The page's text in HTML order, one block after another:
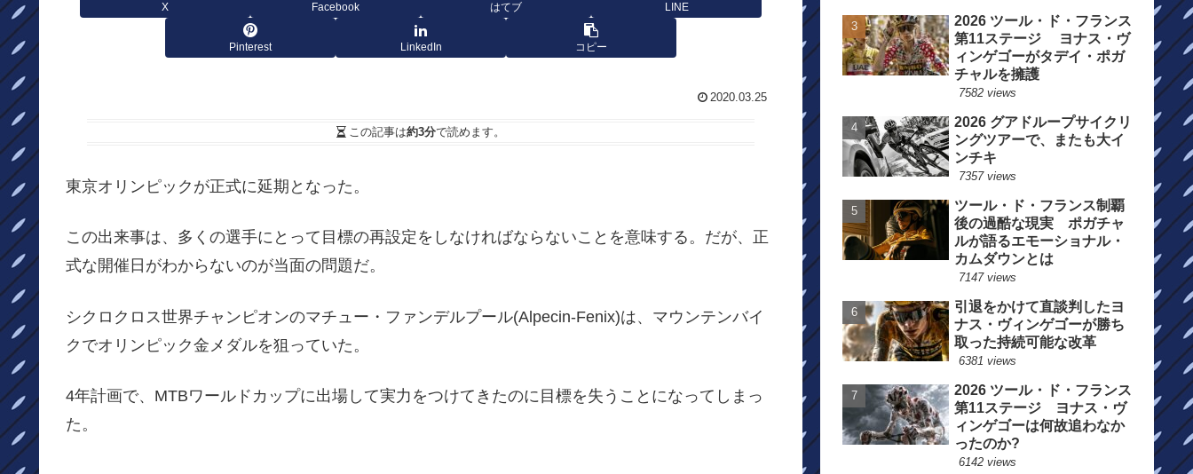
X Facebook はてブ LINE
Pinterest LinkedIn コピー
2020.03.25
この記事は約3分で読めます。
東京オリンピックが正式に延期となった。
この出来事は、多くの選手にとって目標の再設定をしなければならないことを意味する。だが、正
式な開催日がわからないのが当面の問題だ。
シクロクロス世界チャンピオンのマチュー・ファンデルプール(Alpecin-Fenix)は、マウンテンバイ
クでオリンピック金メダルを狙っていた。
4年計画で、MTBワールドカップに出場して実力をつけてきたのに目標を失うことになってしまっ
た。
2026 ツール・ド・フランス
第11ステージ ヨナス・ヴ
ィンゲゴーがタデイ・ポガ
チャルを擁護
7582 views
2026 グアドループサイクリ
ングツアーで、またも大イ
ンチキ
7357 views
ツール・ド・フランス制覇
後の過酷な現実 ポガチャ
ルが語るエモーショナル・
カムダウンとは
7147 views
引退をかけて直談判したヨ
ナス・ヴィンゲゴーが勝ち
取った持続可能な改革
6381 views
2026 ツール・ド・フランス
第11ステージ ヨナス・ヴ
ィンゲゴーは何故追わなか
ったのか?
6142 views